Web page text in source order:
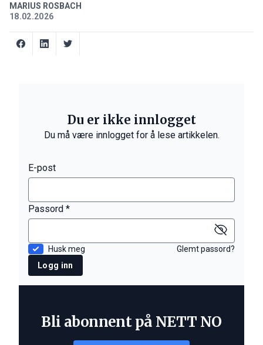
MARIUS ROSBACH
18.02.2026
Du er ikke innlogget
Du må være innlogget for å lese artikkelen.
E-post
Passord *
Husk meg
Glemt passord?
Logg inn
Bli abonnent på NETT NO